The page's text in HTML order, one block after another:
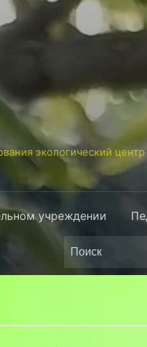
экологический
учреждении
Поиск
по: